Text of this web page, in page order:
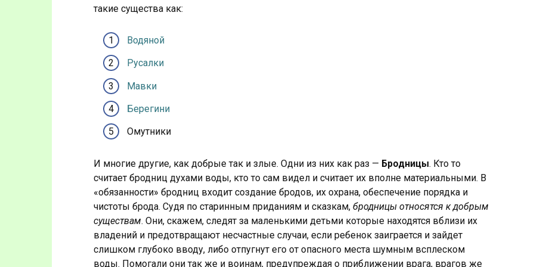
такие существа как:
Водяной
Русалки
Мавки
Берегини
Омутники
И многие другие, как добрые так и злые. Одни из них как раз — Бродницы. Кто то
считает бродниц духами воды, кто то сам видел и считает их вполне материальными. В
«обязанности» бродниц входит создание бродов, их охрана, обеспечение порядка и
чистоты брода. Судя по старинным приданиям и сказкам, бродницы относятся к добрым
существам. Они, скажем, следят за маленькими детьми которые находятся вблизи их
владений и предотвращают несчастные случаи, если ребенок заиграется и зайдет
слишком глубоко вводу, либо отпугнут его от опасного места шумным всплеском
воды. Помогали они так же и воинам, предупреждая о приближении врага, врагов же